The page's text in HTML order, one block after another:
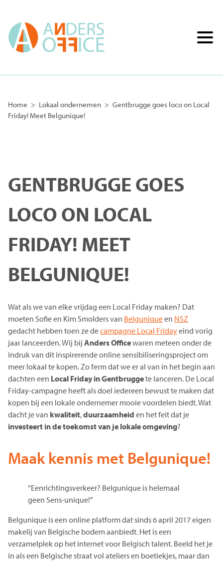
Home > Lokaal ondernemen > Gentbrugge goes loco on Local
Friday! Meet Belgunique!
GENTBRUGGE GOES
LOCO ON LOCAL
FRIDAY! MEET
BELGUNIQUE!
Wat als we van elke vrijdag een Local Friday maken? Dat
moeten Sofie en Kim Smolders van Belguniqueen NSZ
gedacht hebben toen ze decampagne Local Fridayeind vorig
jaar lanceerden. Wij bij Anders Officewaren meteen onder de
indruk van dit inspirerende online sensibiliseringsproject om
meer lokaal te kopen. Zo ferm dat we er al van in het begin aan
dachten een Local Friday in Gentbruggete lanceren. De Local
Friday-campagne heeft als doel iedereen bewust te maken dat
kopen bij een lokale ondernemer mooie voordelen biedt. Wat
dacht je van kwaliteit,duurzaamheid en het feit dat je
investeert in de toekomst van je lokale omgeving?
Maak kennis met Belgunique!
“Eenrichtingsverkeer? Belgunique is helemaal
geen Sens-unique!”
Belgunique is een online platform dat sinds 6 april 2017 eigen
makelij van Belgische bodem aanbiedt. Het is een
verzamelplek op het internet voor Belgisch talent. Beeld het je
in als een Belgische straat vol ateliers en boetiekjes, maar dan